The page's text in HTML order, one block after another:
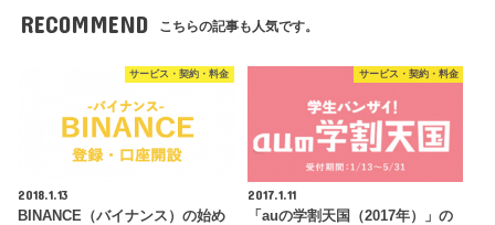
RECOMMEND こちらの記事も人気です。
サービス・契約・料金
2018.1.13
BINANCE（バイナンス）の始め
サービス・契約・料金
2017.1.11
「auの学割天国（2017年）」の